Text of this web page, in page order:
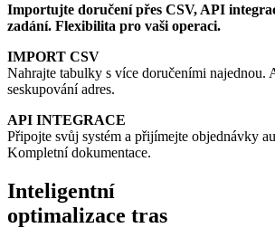
Importujte doručení přes CSV, API
zadání. Flexibilita pro vaši operaci.
IMPORT CSV
Nahrajte tabulky s více doručeními najednou.
seskupování adres.
API INTEGRACE
Připojte svůj systém a přijímejte objednávky
Kompletní dokumentace.
Inteligentní
optimalizace tras